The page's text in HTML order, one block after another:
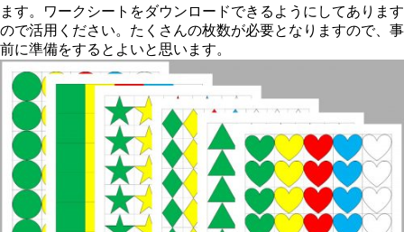
ます。ワークシートをダウンロードできるようにしてあります
ので活用ください。たくさんの枚数が必要となりますので、事
前に準備をするとよいと思います。